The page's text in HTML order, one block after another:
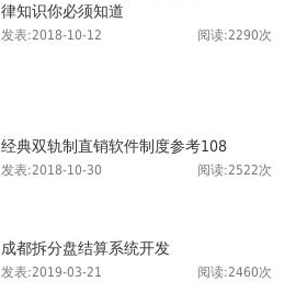
律知识你必须知道
发表:2018-10-12 阅读:2290次
经典双轨制直销软件制度参考108
发表:2018-10-30 阅读:2522次
成都拆分盘结算系统开发
发表:2019-03-21 阅读:2460次